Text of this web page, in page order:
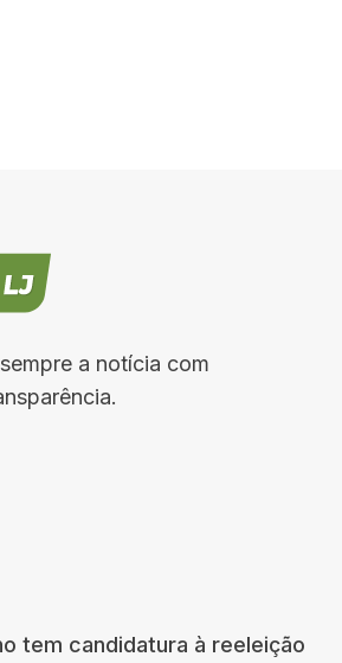
a notícia com
tem candidatura à reeleição